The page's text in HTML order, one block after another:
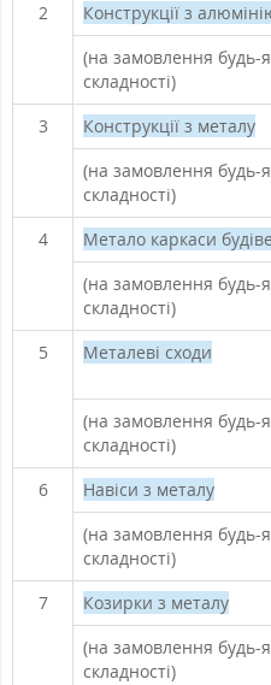
2
Конструкції з
(на замовлення будь-
складності)
3
Конструкції з металу
(на замовлення будь-
складності)
4
Метало каркаси
(на замовлення будь-
складності)
5
Металеві сходи
(на замовлення будь-
складності)
6
Навіси з металу
(на замовлення будь-
складності)
7
Козирки з металу
(на замовлення будь-
складності)